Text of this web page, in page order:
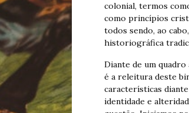
colonial, termos
como princípios
todos sendo, ao
historiográfica
Diante de um
é a releitura deste
características
identidade e